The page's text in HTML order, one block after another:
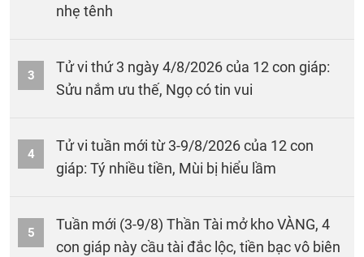
nhẹ tênh
3
Tử vi thứ 3 ngày 4/8/2026 của 12 con giáp:
Sửu nắm ưu thế, Ngọ có tin vui
4
Tử vi tuần mới từ 3-9/8/2026 của 12 con
giáp: Tý nhiều tiền, Mùi bị hiểu lầm
5
Tuần mới (3-9/8) Thần Tài mở kho VÀNG, 4
con giáp này cầu tài đắc lộc, tiền bạc vô biên